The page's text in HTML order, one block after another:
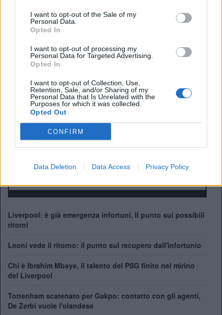
I want to opt-out of the Sale of my
Personal Data.
Opted In
I want to opt-out of processing my
Personal Data for Targeted Advertising.
Opted In
I want to opt-out of Collection, Use,
Retention, Sale, and/or Sharing of my
Personal Data that Is Unrelated with the
Purposes for which it was collected.
Opted Out
CONFIRM
Data Deletion Data Access Privacy Policy
Stadio:Anfield (45.276)
Città:Liverpool
Manager:Arne Slot
ALBO D'ORO
Premier League:19
FA Cup:8
League Cup:10
FA Community Shield:16
Supercoppa Europea:
Liverpool: è già emergenza infortuni. Il punto sui possibili
ritorni
Leoni vede il ritorno: il punto sul recupero dall'infortunio
Chi è Ibrahim Mbaye, il talento del PSG finito nel mirino
del Liverpool
Tottenham scatenato per Gakpo: contatto con gli agenti,
De Zerbi vuole l'olandese